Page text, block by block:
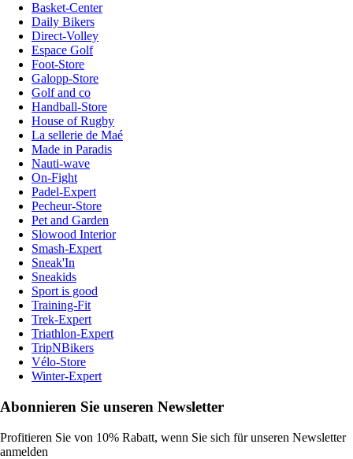
Basket-Center
Daily Bikers
Direct-Volley
Espace Golf
Foot-Store
Galopp-Store
Golf and co
Handball-Store
House of Rugby
La sellerie de Maé
Made in Paradis
Nauti-wave
On-Fight
Padel-Expert
Pecheur-Store
Pet and Garden
Slowood Interior
Smash-Expert
Sneak'In
Sneakids
Sport is good
Training-Fit
Trek-Expert
Triathlon-Expert
TripNBikers
Vélo-Store
Winter-Expert
Abonnieren Sie unseren Newsletter
Profitieren Sie von 10% Rabatt, wenn Sie sich für unseren Newsletter
anmelden